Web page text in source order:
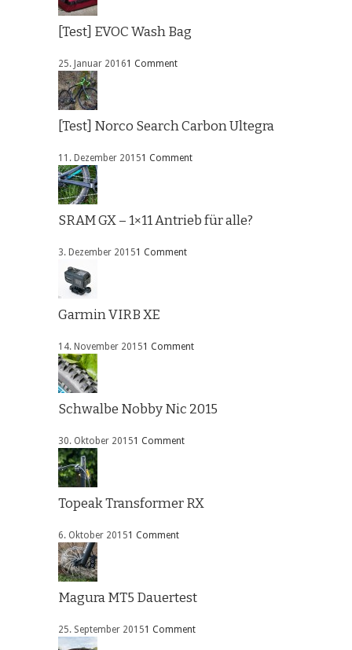
[Test] EVOC Wash Bag
25. Januar 20161 Comment
[Test] Norco Search Carbon Ultegra
11. Dezember 20151 Comment
SRAM GX – 1×11 Antrieb für alle?
3. Dezember 20151 Comment
Garmin VIRB XE
14. November 20151 Comment
Schwalbe Nobby Nic 2015
30. Oktober 20151 Comment
Topeak Transformer RX
6. Oktober 20151 Comment
Magura MT5 Dauertest
25. September 20151 Comment